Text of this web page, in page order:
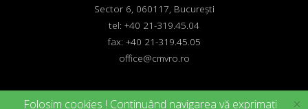
Sector 6, 060117, București
tel: +40 21-319.45.04
fax: +40 21-319.45.05
office@cmvro.ro
×
Folosim cookies ! Continuând navigarea vă exprimați